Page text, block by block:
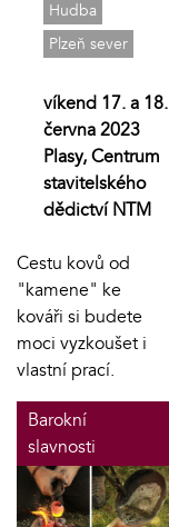
Hudba
Plzeň sever
víkend 17. a 18.
června 2023
Plasy, Centrum
stavitelského
dědictví NTM
Cestu kovů od
"kamene" ke
kováři si budete
moci vyzkoušet i
vlastní prací.
Barokní
slavnosti